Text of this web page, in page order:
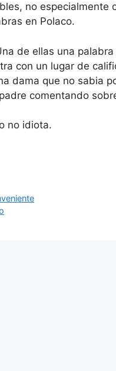
no
en Polaco.
de ellas una
con un lugar de
dama que no sabia
comentando
no idiota.